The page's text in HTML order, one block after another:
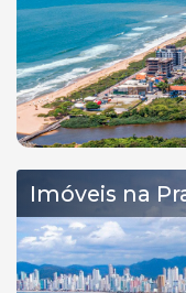
Imóveis na